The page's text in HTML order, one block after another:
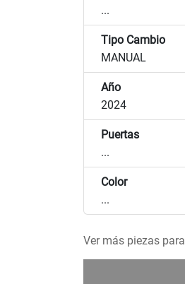
...
Tipo Cambio
MANUAL
Año
2024
Puertas
...
Color
...
Ver más piezas para